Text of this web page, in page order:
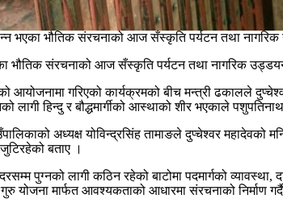
भएका भौतिक संरचनाको आज सँस्कृति पर्यटन तथा
भौतिक संरचनाको आज सँस्कृति पर्यटन तथा नागरिक
आयोजनामा गरिएको कार्यक्रमको बीच मन्त्री ढकालले
लागी हिन्दु र बौद्धमार्गीको आस्थाको शीर भएकाले
अध्यक्ष योविन्द्रसिंह तामाङले दुप्चेश्वर
बताए ।
पुग्नको लागी कठिन रहेको बाटोमा पदमार्गको व्यावस्था,
योजना मार्फत आवश्यकताको आधारमा संरचनाको निर्माण